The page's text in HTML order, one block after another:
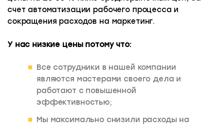
счет автоматизации рабочего процесса и
сокращения расходов на маркетинг.
У нас низкие цены потому что:
Все сотрудники в нашей компании
являются мастерами своего дела и
работают с повышенной
эффективностью;
Мы максимально снизили расходы на
установить не качественную фурнитуру. А все по
причине экономии на комплектующих и
отсутствии профессионализма.
ЧТО ПРЕДЛАГАЕМ МЫ:
Мы не предлагаем вам услугу и комплектующие
дешевле рыночный цены, так как мы не экономим
на оплату труда квалифицированным мастерам,
и закупаем комплектующие у проверенных
поставщиков.
течение 30 минут!